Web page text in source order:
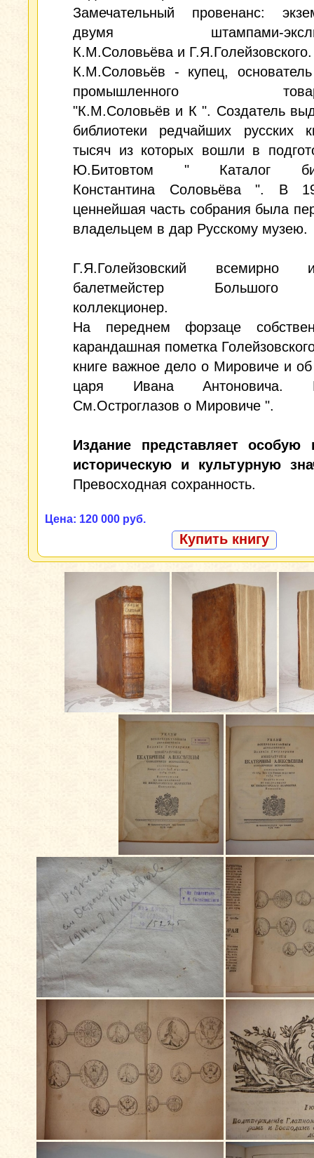
Замечательный провенанс:
двумя штампами-
К.М.Соловьёва и Г.Я.Голейзовского.
К.М.Соловьёв - купец, основатель
промышленного
"К.М.Соловьёв и К ". Создатель
библиотеки редчайших русских
тысяч из которых вошли в
Ю.Битовтом " Каталог
Константина Соловьёва ". В
ценнейшая часть собрания была
владельцем в дар Русскому музею.
Г.Я.Голейзовский всемирно
балетмейстер Большого
коллекционер.
На переднем форзаце
карандашная пометка
книге важное дело о Мировиче и об
царя Ивана Антоновича.
См.Остроглазов о Мировиче ".
Издание представляет особую
историческую и культурную
Превосходная сохранность.
Цена: 120 000 руб.
Купить книгу